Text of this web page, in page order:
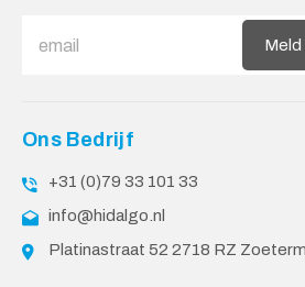
Meld
Ons Bedrijf
+31 (0)79 33 101 33
info@hidalgo.nl
Platinastraat 52 2718 RZ